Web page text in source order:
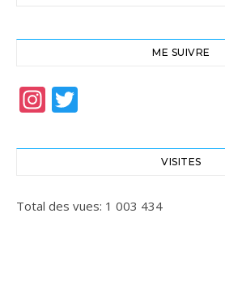
ME SUIVRE
Instagram
VISITES
Total des vues: 1 003 434